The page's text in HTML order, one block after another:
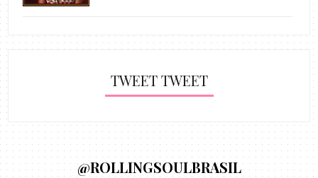
TWEET TWEET
@ROLLINGSOULBRASIL